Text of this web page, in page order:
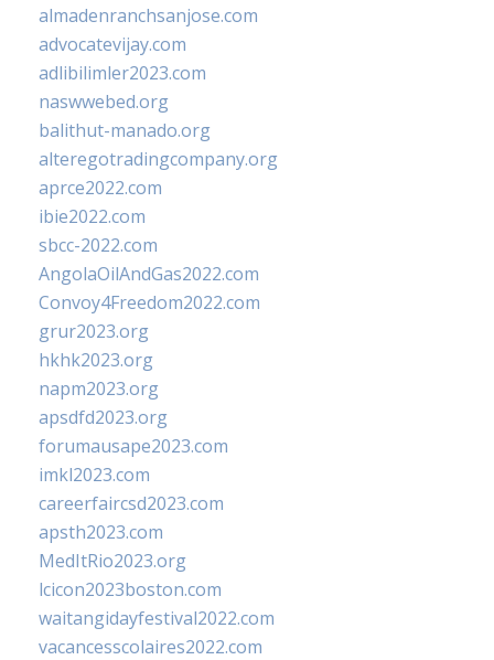
almadenranchsanjose.com
advocatevijay.com
adlibilimler2023.com
naswwebed.org
balithut-manado.org
alteregotradingcompany.org
aprce2022.com
ibie2022.com
sbcc-2022.com
AngolaOilAndGas2022.com
Convoy4Freedom2022.com
grur2023.org
hkhk2023.org
napm2023.org
apsdfd2023.org
forumausape2023.com
imkl2023.com
careerfaircsd2023.com
apsth2023.com
MedItRio2023.org
lcicon2023boston.com
waitangidayfestival2022.com
vacancesscolaires2022.com